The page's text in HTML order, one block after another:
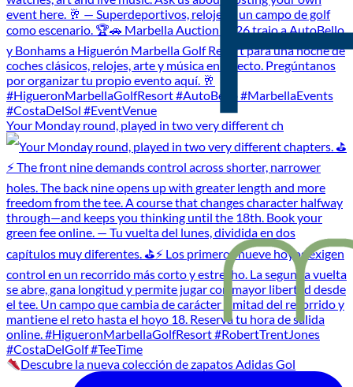
Your Monday round, played in two very different ch
Descubre la nueva colección de zapatos Adidas Gol